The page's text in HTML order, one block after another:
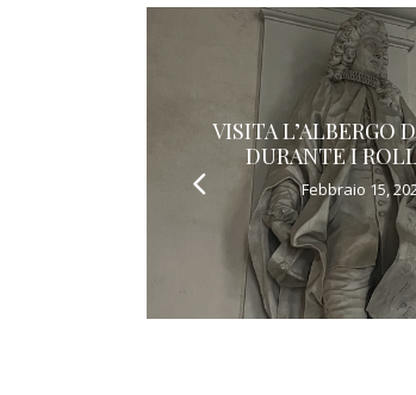
VISITA L’ALBERGO
DURANTE I
Febbraio 15,